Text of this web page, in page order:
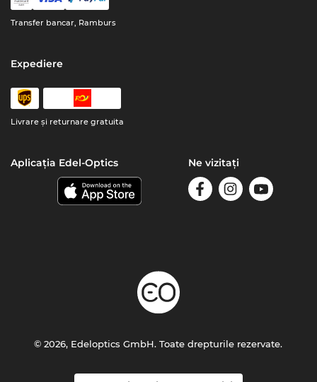
Transfer bancar, Ramburs
Expediere
Livrare şi returnare gratuita
Aplicația Edel-Optics Ne vizitați
© 2026, Edeloptics GmbH. Toate drepturile rezervate.